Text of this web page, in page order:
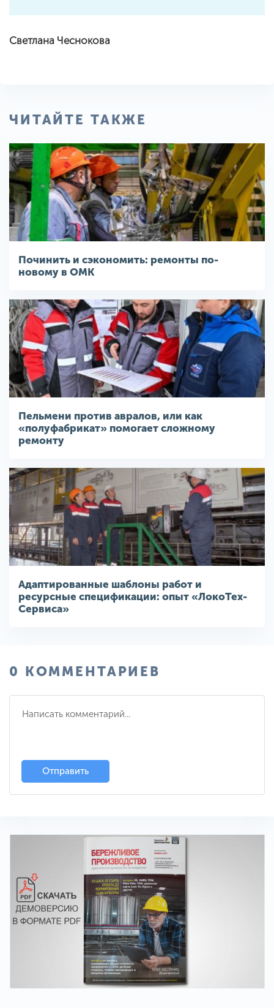
Светлана Чеснокова
ЧИТАЙТЕ ТАКЖЕ
Починить и сэкономить: ремонты по-
новому в ОМК
Пельмени против авралов, или как
«полуфабрикат» помогает сложному
ремонту
Адаптированные шаблоны работ и
ресурсные спецификации: опыт «ЛокоТех-
Сервиса»
0 КОММЕНТАРИЕВ
Отправить